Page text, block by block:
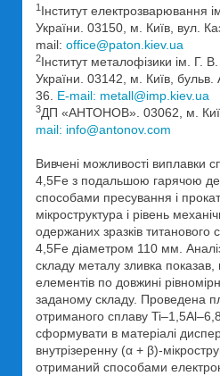
1 Інститут
України. 03150, м. Київ, вул.
mail: office@paton.kiev.ua
2Інститут металофізики ім. Г.
України. 03142, м. Київ, бульв.
36. E-mail: metall@imp.kiev.ua
3ДП «АНТОНОВ». 03062, м.
mail: info@antonov.com
Вивчені можливості виплавки
4,5Fe з подальшою гарячою
способами пресування і
мікроструктура і рівень
одержаних зразків
4,5Fe діаметром 110 мм. Аналіз
складу металу зливка
елементів по довжині
заданому складу. Проведена
отриманого сплаву
сформувати в матеріалі
внутрізеренну (α + β)-
отриманий способами